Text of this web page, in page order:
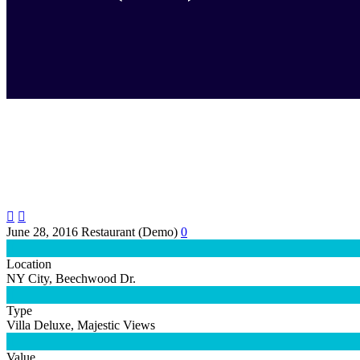
 
June 28, 2016 Restaurant (Demo) 0
Location
NY City, Beechwood Dr.
Type
Villa Deluxe, Majestic Views
Value